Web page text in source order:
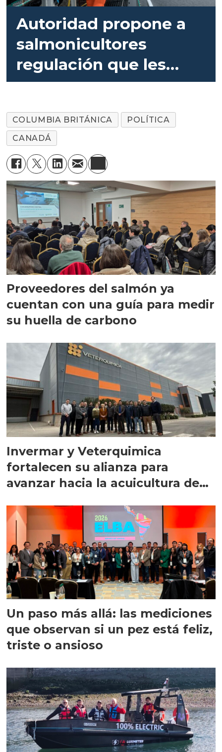
Autoridad propone a
salmonicultores
regulación que les
permitiría sobrevivir
COLUMBIA BRITÁNICA
POLÍTICA
CANADÁ
Proveedores del salmón ya
cuentan con una guía para medir
su huella de carbono
Invermar y Veterquimica
fortalecen su alianza para
avanzar hacia la acuicultura de
Un paso más allá: las mediciones
que observan si un pez está feliz,
triste o ansioso